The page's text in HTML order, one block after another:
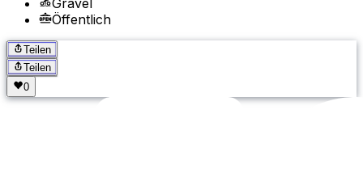
Öffentlich
Teilen
Teilen